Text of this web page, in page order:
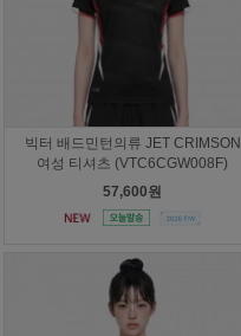
빅터 배드민턴의류 JET CRIMSON
여성 티셔츠 (VTC6CGW008F)
57,600원